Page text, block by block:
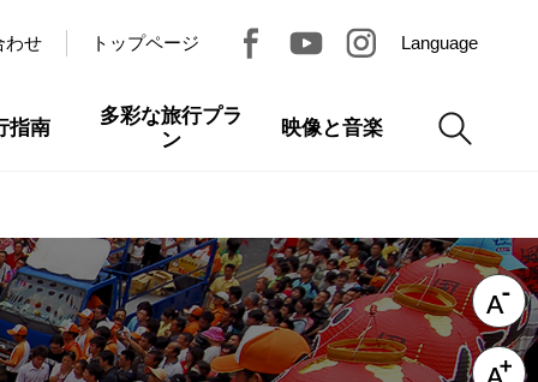
わせ トップページ Language
指南
多彩な旅行プラ
ン
映像と音楽